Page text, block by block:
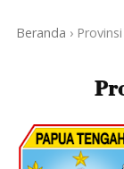
Beranda ›